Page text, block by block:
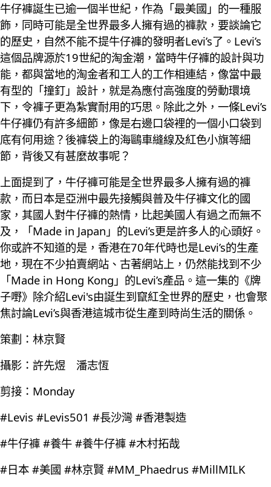
牛仔褲誕生已逾一個半世紀，作為「最美國」的一種服
飾，同時可能是全世界最多人擁有過的褲款，要談論它
的歷史，自然不能不提牛仔褲的發明者Levi’s了。Levi’s
這個品牌源於19世紀的淘金潮，當時牛仔褲的設計與功
能，都與當地的淘金者和工人的工作相連結，像當中最
有型的「撞釘」設計，就是為應付高強度的勞動環境
下，令褲子更為紮實耐用的巧思。除此之外，一條Levi’s
牛仔褲仍有許多細節，像是右邊口袋裡的一個小口袋到
底有何用途？後褲袋上的海鷗車縫線及紅色小旗等細
節，背後又有甚麼故事呢？
上面提到了，牛仔褲可能是全世界最多人擁有過的褲
款，而日本是亞洲中最先接觸與普及牛仔褲文化的國
家，其國人對牛仔褲的熱情，比起美國人有過之而無不
及，「Made in Japan」的Levi’s更是許多人的心頭好。
你或許不知道的是，香港在70年代時也是Levi’s的生產
地，現在不少拍賣網站、古著網站上，仍然能找到不少
「Made in Hong Kong」的Levi’s產品。這一集的《牌
子嘢》除介紹Levi's由誕生到竄紅全世界的歷史，也會聚
焦討論Levi’s與香港這城市從生產到時尚生活的關係。
策劃：林京賢
攝影：許先煜 潘志恆
剪接：Monday
#Levis #Levis501 #長沙灣 #香港製造
#牛仔褲 #養牛 #養牛仔褲 #木村拓哉
#日本 #美國 #林京賢 #MM_Phaedrus #MillMILK